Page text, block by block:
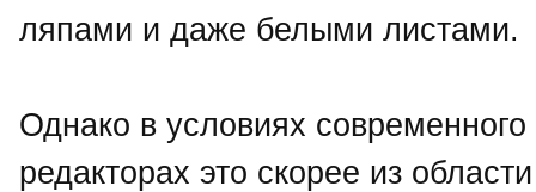
ляпами и даже белыми листами.
Однако в условиях
редакторах это скорее из